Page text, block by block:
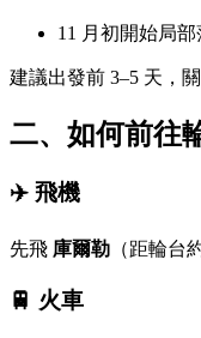
11 月初開始局
建議出發前 3–5 天，
二、如何前往
✈️ 飛機
先飛 庫爾勒 （距輪台
🚆 火車